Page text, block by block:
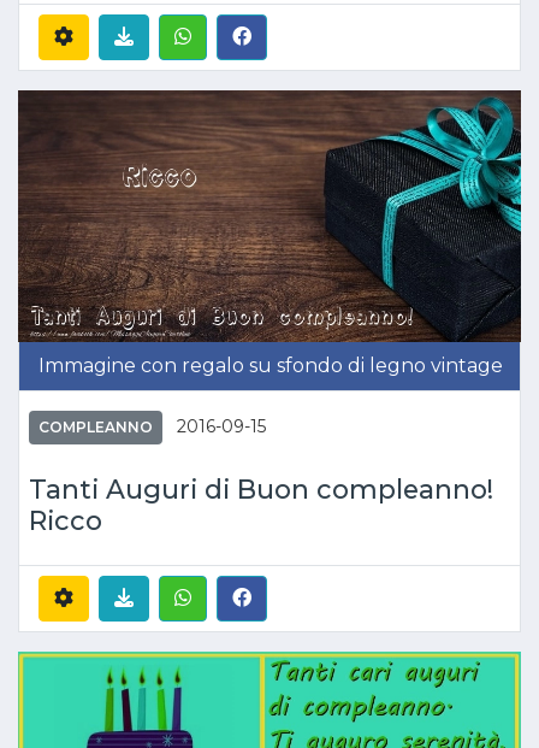
Immagine con regalo su sfondo di legno vintage
COMPLEANNO 2016-09-15
Tanti Auguri di Buon compleanno!
Ricco